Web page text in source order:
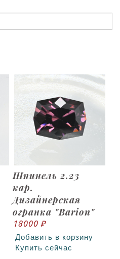
Шпинель 2.23
кар.
Дизайнерская
огранка "Barion"
18000 ₽
Добавить в корзину
Купить сейчас